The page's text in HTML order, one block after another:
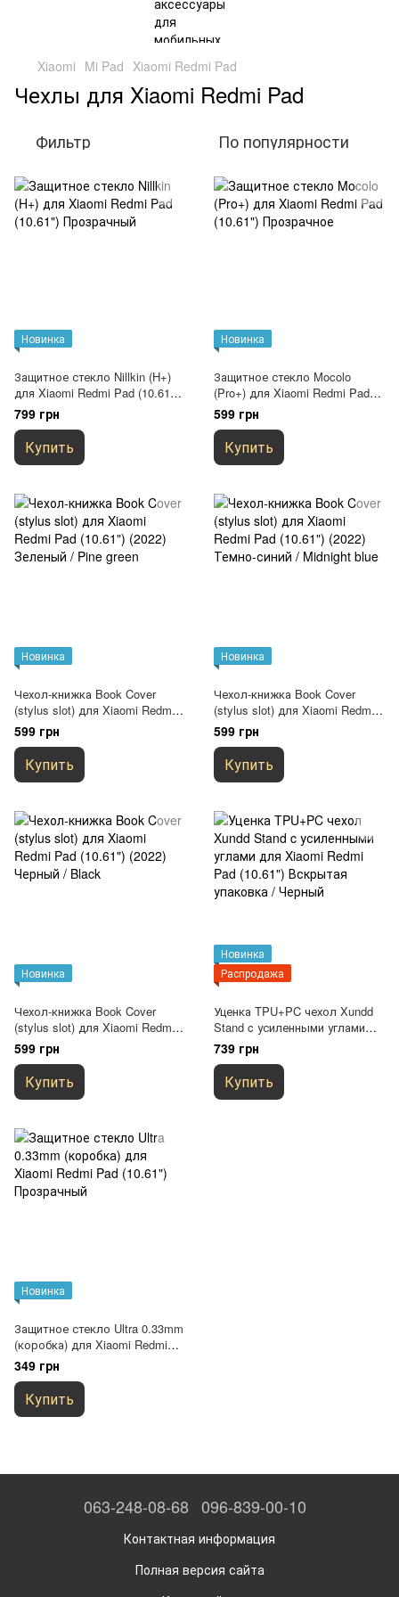
Xiaomi Mi Pad Xiaomi Redmi Pad
Чехлы для Xiaomi Redmi Pad
Фильтр По популярности
Новинка
Защитное стекло Nillkin (H+)
для Xiaomi Redmi Pad (10.61")
Прозрачный
799 грн
Купить
Новинка
Защитное стекло Mocolo
(Pro+) для Xiaomi Redmi Pad
(10.61") Прозрачное
599 грн
Купить
Новинка
Чехол-книжка Book Cover
(stylus slot) для Xiaomi Redmi
Pad (10.61") (2022) Зеленый /
Pine green
599 грн
Купить
Новинка
Чехол-книжка Book Cover
(stylus slot) для Xiaomi Redmi
Pad (10.61") (2022) Темно-
синий / Midnight blue
599 грн
Купить
Новинка
Чехол-книжка Book Cover
(stylus slot) для Xiaomi Redmi
Pad (10.61") (2022) Черный /
Black
599 грн
Купить
Новинка
Распродажа
Уценка TPU+PC чехол Xundd
Stand c усиленными углами
для Xiaomi Redmi Pad (10.61")
Вскрытая упаковка / Черный
739 грн
Купить
Новинка
Защитное стекло Ultra 0.33mm
(коробка) для Xiaomi Redmi
Pad (10.61") Прозрачный
349 грн
Купить
063-248-08-68 096-839-00-10
Контактная информация
Полная версия сайта